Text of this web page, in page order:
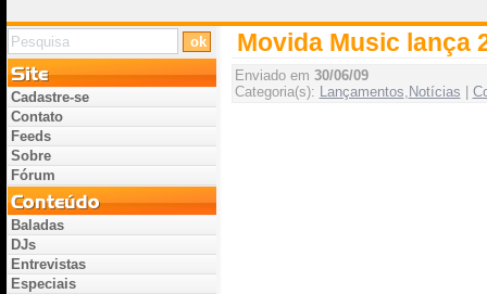
Movida Music lança
Enviado em 30/06/09
Categoria(s): Lançamentos, Notícias
Cadastre-se
Contato
Feeds
Sobre
Fórum
Baladas
DJs
Entrevistas
Especiais